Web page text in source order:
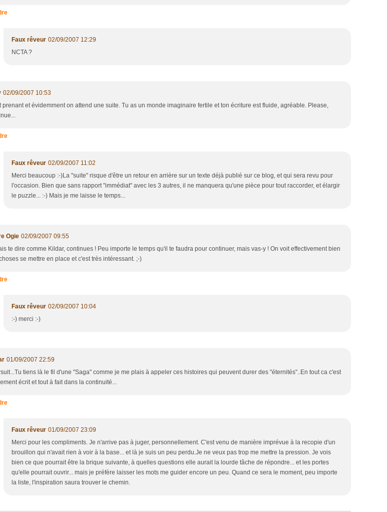
Faux rêveur 02/09/2007 12:29
NCTA ?
02/09/2007 10:53
prenant et évidemment on attend une suite. Tu as un monde imaginaire fertile et ton écriture est fluide, agréable. Please,
Faux rêveur 02/09/2007 11:02
Merci beaucoup :-)La "suite" risque d'être un retour en arrière sur un texte déjà publié sur ce blog, et qui sera revu pour
l'occasion. Bien que sans rapport "immédiat" avec les 3 autres, il ne manquera qu'une pièce pour tout raccorder, et élargir
le puzzle... :-) Mais je me laisse le temps...
Ogie 02/09/2007 09:55
te dire comme Kildar, continues ! Peu importe le temps qu'il te faudra pour continuer, mais vas-y ! On voit effectivement bien
se mettre en place et c'est très intéressant. ;-)
Faux rêveur 02/09/2007 10:04
:-) merci :-)
01/09/2007 22:59
tiens là le fil d'une "Saga" comme je me plais à appeler ces histoires qui peuvent durer des "éternités"..En tout ca c'est
écrit et tout à fait dans la continuité...
Faux rêveur 01/09/2007 23:09
Merci pour les compliments. Je n'arrive pas à juger, personnellement. C'est venu de manière imprévue à la recopie d'un
brouillon qui n'avait rien à voir à la base... et là je suis un peu perdu.Je ne veux pas trop me mettre la pression. Je vois
bien ce que pourrait être la brique suivante, à quelles questions elle aurait la lourde tâche de répondre... et les portes
qu'elle pourrait ouvrir... mais je préfère laisser les mots me guider encore un peu. Quand ce sera le moment, peu importe
la liste, l'inspiration saura trouver le chemin.